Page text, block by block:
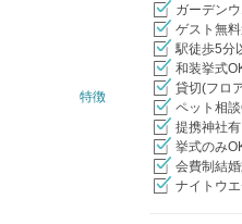
特徴
ガーデン
ゲスト無
駅徒歩5分
和装挙式
貸切(フロ
ペット相
提携神社有
挙式のみ
会費制結
ナイトウ